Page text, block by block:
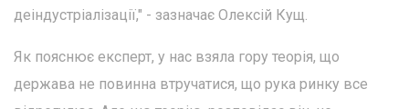
деіндустріалізації," - зазначає Олексій Кущ.
Як пояснює експерт, у нас взяла гору теорія, що
держава не повинна втручатися, що рука ринку все